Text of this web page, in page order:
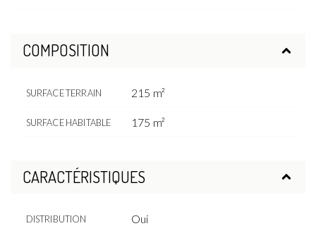
COMPOSITION
SURFACE TERRAIN 215 m²
SURFACE HABITABLE 175 m²
CARACTÉRISTIQUES
DISTRIBUTION Oui